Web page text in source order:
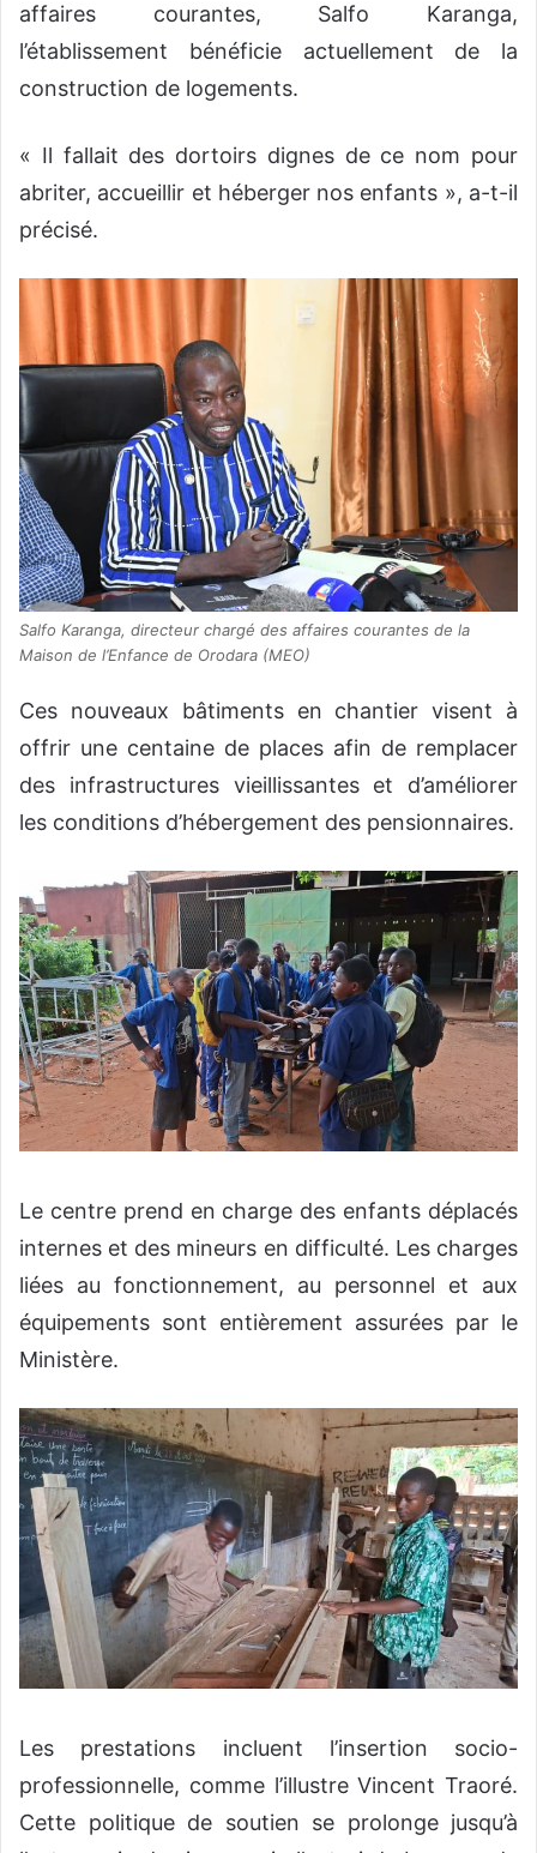
affaires courantes, Salfo Karanga,
l’établissement bénéficie actuellement de la
construction de logements.
« Il fallait des dortoirs dignes de ce nom pour
abriter, accueillir et héberger nos enfants », a-t-il
précisé.
Salfo Karanga, directeur chargé des affaires courantes de la
Maison de l’Enfance de Orodara (MEO)
Ces nouveaux bâtiments en chantier visent à
offrir une centaine de places afin de remplacer
des infrastructures vieillissantes et d’améliorer
les conditions d’hébergement des pensionnaires.
Le centre prend en charge des enfants déplacés
internes et des mineurs en difficulté. Les charges
liées au fonctionnement, au personnel et aux
équipements sont entièrement assurées par le
Ministère.
Les prestations incluent l’insertion socio-
professionnelle, comme l’illustre Vincent Traoré.
Cette politique de soutien se prolonge jusqu’à